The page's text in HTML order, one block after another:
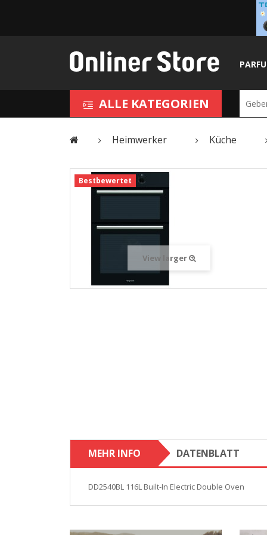
ALLE KATEGORIEN
Heimwerker Küche
Bestbewertet
View larger
MEHR INFO DATENBLATT
DD2540BL 116L Built-In Electric Double Oven